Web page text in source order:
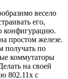
весело
его,
конфигурацию.
простом железе.
получать по
коммутаторы
на своей
802.11x с